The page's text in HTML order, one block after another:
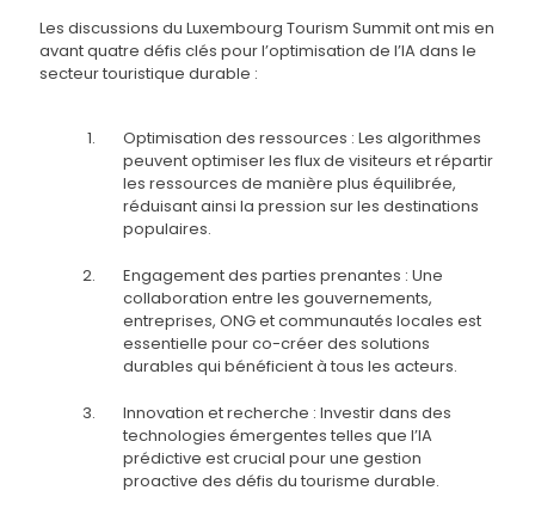
Les discussions du Luxembourg Tourism Summit ont mis en
avant quatre défis clés pour l’optimisation de l’IA dans le
secteur touristique durable :
Optimisation des ressources : Les algorithmes
peuvent optimiser les flux de visiteurs et répartir
les ressources de manière plus équilibrée,
réduisant ainsi la pression sur les destinations
populaires.
Engagement des parties prenantes : Une
collaboration entre les gouvernements,
entreprises, ONG et communautés locales est
essentielle pour co-créer des solutions
durables qui bénéficient à tous les acteurs.
Innovation et recherche : Investir dans des
technologies émergentes telles que l’IA
prédictive est crucial pour une gestion
proactive des défis du tourisme durable.